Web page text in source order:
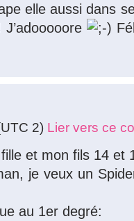
elle aussi dans
2) Lier vers ce
et mon fils 14 et
je veux un
au 1er degré: